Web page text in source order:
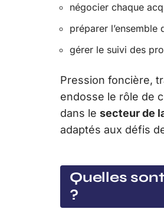
négocier chaque
préparer
gérer le suivi des
Pression foncière,
endosse le rôle de
dans le secteur de
adaptés aux défis
Quelles
?